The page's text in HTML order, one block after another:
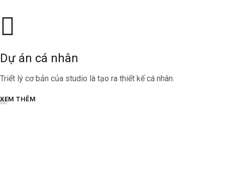
Dự án cá nhân
Triết lý cơ bản của studio là tạo ra thiết kế cá nhân.
XEM THÊM